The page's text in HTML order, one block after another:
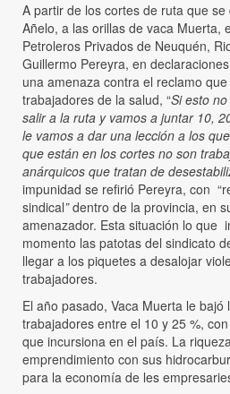
A partir de los cortes de ruta que
Añelo, a las orillas de vaca Muerta,
Petroleros Privados de Neuquén,
Guillermo Pereyra, en
una amenaza contra el reclamo
trabajadores de la salud, “Si esto
salir a la ruta y vamos a juntar 10,
le vamos a dar una lección a los
que están en los cortes no son
anárquicos que tratan de
impunidad se refirió Pereyra, con
sindical”dentro de la provincia, en
amenazador. Esta situación lo que
momento las patotas del sindicato
llegar a los piquetes a desalojar
trabajadores.
El año pasado, Vaca Muerta le bajó
trabajadores entre el 10 y 25 %,
que incursiona en el país. La
emprendimiento con sus
para la economía de les